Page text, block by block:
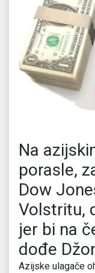
Na
porasle,
Dow
Volstritu,
jer bi na
dođe
Azijske ulagače